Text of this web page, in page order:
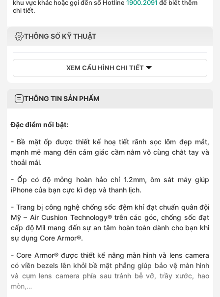
khu vực khác hoặc gọi đến số Hotline 1900.2091 để biết thêm
chi tiết.
THÔNG SỐ KỸ THUẬT
XEM CẤU HÌNH CHI TIẾT
THÔNG TIN SẢN PHẨM
Đặc điểm nổi bật:
- Bề mặt ốp được thiết kế hoạ tiết rãnh sọc lõm đẹp mắt,
mạnh mẽ mang đến cảm giác cầm nắm vô cùng chắt tay và
thoải mái.
- Ốp có độ mỏng hoàn hảo chỉ 1.2mm, ôm sát máy giúp
iPhone của bạn cực kì đẹp và thanh lịch.
- Trang bị công nghệ chống sốc đệm khí đạt chuẩn quân đội
Mỹ – Air Cushion Technology® trên các góc, chống sốc đạt
cấp độ Mil mang đến sự an tâm hoàn toàn dành cho bạn khi
sự dụng Core Armor®.
- Core Armor® được thiết kế nâng màn hình và lens camera
có viền bezels lên khỏi bề mặt phẳng giúp bảo vệ màn hình
và cụm lens camera phía sau tránh bễ vỡ, trầy xước, hao
mòn,…